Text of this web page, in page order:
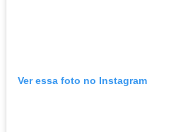
Ver essa foto no Instagram